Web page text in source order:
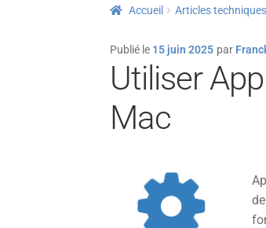
Accueil Articles techniques
Publié le 15 juin 2025 par
Utiliser
Mac